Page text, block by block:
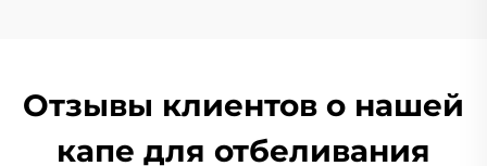
Отзывы клиентов о нашей
капе для отбеливания